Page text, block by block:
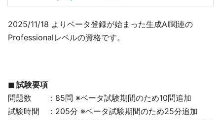
2025/11/18 よりベータ登録が始まった生成AI関連の
Professionalレベルの資格です。
◼︎ 試験要項
問題数 ：85問 ※ベータ試験期間のため10問追加
試験時間 ：205分 ※ベータ試験期間のため25分追加